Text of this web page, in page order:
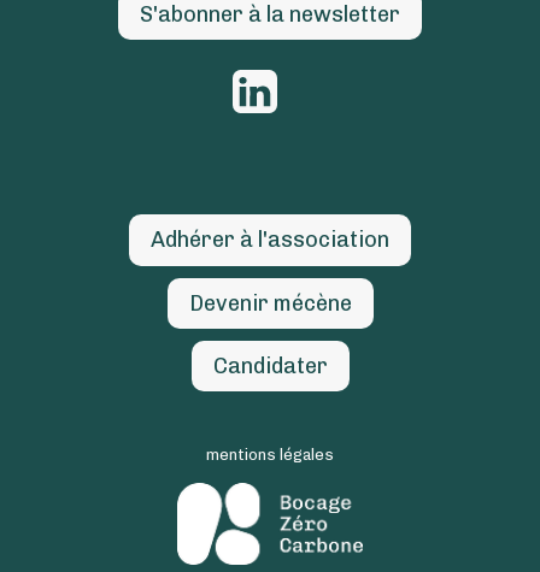
S'abonner à la newsletter
Adhérer à l'association
Devenir mécène
Candidater
mentions légales